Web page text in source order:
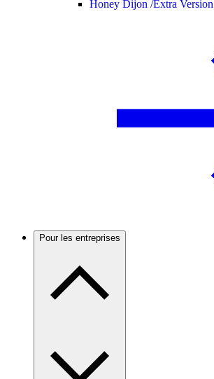
Honey Dijon /Extra Version
Pour les entreprises